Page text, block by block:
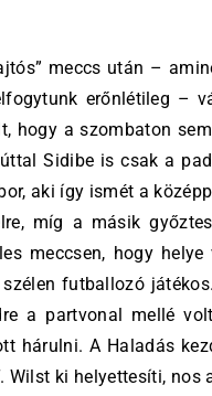
meccs után –
erőnlétileg –
hogy a szombaton
Sidibe is csak a
aki így ismét a
míg a másik
meccsen, hogy
futballozó
a partvonal mellé
hárulni. A Haladás
Wilst ki helyettesíti, nos